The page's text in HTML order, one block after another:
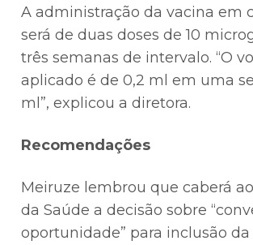
A administração da vacina em
será de duas doses de 10
três semanas de intervalo. “O
aplicado é de 0,2 ml em uma
ml”, explicou a diretora.
Recomendações
Meiruze lembrou que caberá
da Saúde a decisão sobre
oportunidade” para inclusão